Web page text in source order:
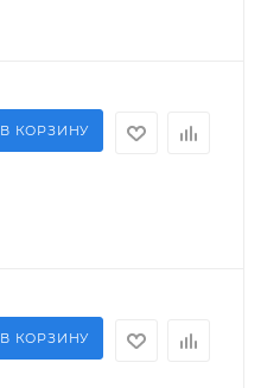
В КОРЗИНУ
В КОРЗИНУ